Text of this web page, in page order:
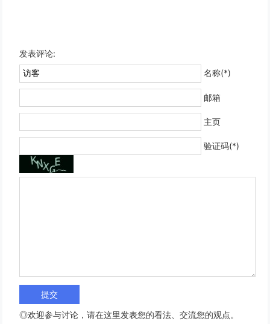
发表评论:
名称(*)
邮箱
主页
验证码(*)
◎欢迎参与讨论，请在这里发表您的看法、交流您的观点。